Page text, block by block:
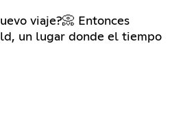
viaje?📀 Entonces
un lugar donde el tiempo